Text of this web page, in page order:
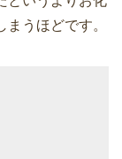
うほどです。